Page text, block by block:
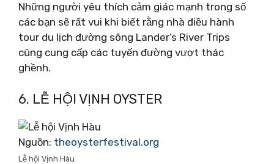
Những người yêu thích cảm giác mạnh trong số
các bạn sẽ rất vui khi biết rằng nhà điều hành
tour du lịch đường sông Lander’s River Trips
cũng cung cấp các tuyến đường vượt thác
ghềnh.
6. LỄ HỘI VỊNH OYSTER
Nguồn: theoysterfestival.org
Lễ hội Vịnh Hàu